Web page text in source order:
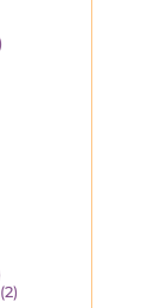
(2)